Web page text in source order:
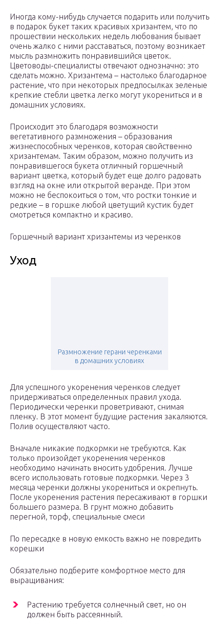
Иногда кому-нибудь случается подарить или получить
в подарок букет таких красивых хризантем, что по
прошествии нескольких недель любования бывает
очень жалко с ними расставаться, поэтому возникает
мысль размножить понравившийся цветок.
Цветоводы-специалисты отвечают однозначно: это
сделать можно. Хризантема – настолько благодарное
растение, что при некоторых предпосылках зеленые
крепкие стебли цветка легко могут укорениться и в
домашних условиях.
Происходит это благодаря возможности
вегетативного размножения – образования
жизнеспособных черенков, которая свойственно
хризантемам. Таким образом, можно получить из
понравившегося букета отличный горшечный
вариант цветка, который будет еще долго радовать
взгляд на окне или открытой веранде. При этом
можно не беспокоиться о том, что ростки тонкие и
редкие – в горшке любой цветущий кустик будет
смотреться компактно и красиво.
Горшечный вариант хризантемы из черенков
Уход
Размножение герани черенками
в домашних условиях
Для успешного укоренения черенков следует
придерживаться определенных правил ухода.
Периодически черенки проветривают, снимая
пленку. В этот момент будущие растения закаляются.
Полив осуществляют часто.
Вначале никакие подкормки не требуются. Как
только произойдет укоренения черенков
необходимо начинать вносить удобрения. Лучше
всего использовать готовые подкормки. Через 3
месяца черенки должны укорениться и окрепнуть.
После укоренения растения пересаживают в горшки
большего размера. В грунт можно добавить
перегной, торф, специальные смеси
По пересадке в новую емкость важно не повредить
корешки
Обязательно подберите комфортное место для
выращивания:
Растению требуется солнечный свет, но он
должен быть рассеянный.